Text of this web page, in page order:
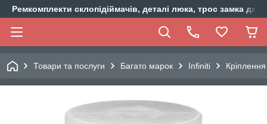
Ремкомплекти склопідіймачів, деталі люка, трос замка
Товари та послуги Багато марок Infiniti